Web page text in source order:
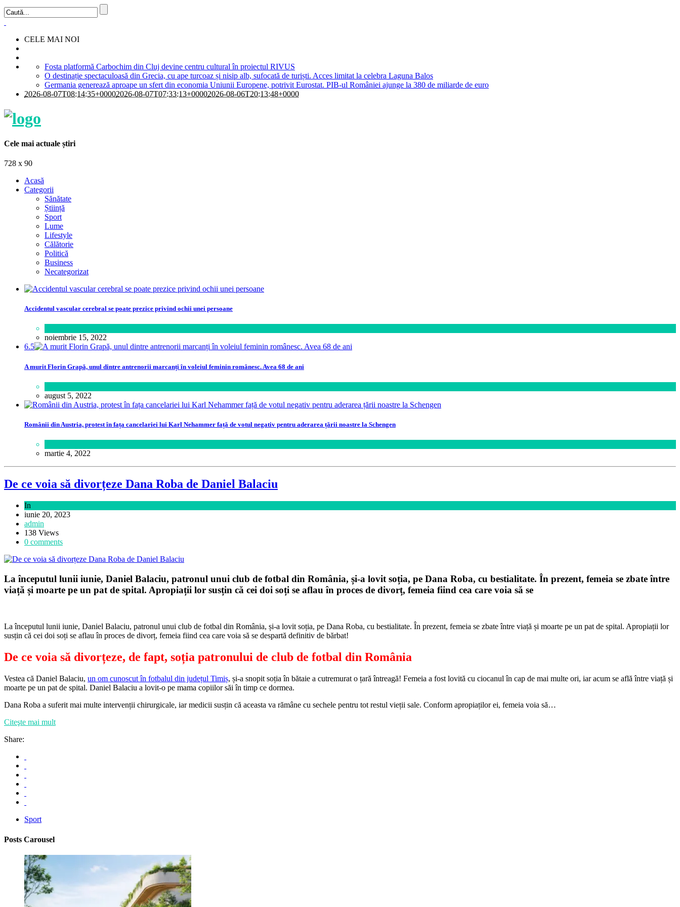
CELE MAI NOI
Fosta platformă Carbochim din Cluj devine centru cultural în proiectul RIVUS
O destinație spectaculoasă din Grecia, cu ape turcoaz și nisip alb, sufocată de turiști. Acces limitat la celebra Laguna Balos
Germania generează aproape un sfert din economia Uniunii Europene, potrivit Eurostat. PIB-ul României ajunge la 380 de miliarde de euro
2026-08-07T08:14:35+00002026-08-07T07:33:13+00002026-08-06T20:13:48+0000
Cele mai actuale știri
728 x 90
Acasă
Categorii
Sănătate
Știință
Sport
Lume
Lifestyle
Călătorie
Politică
Business
Necategorizat
Accidentul vascular cerebral se poate prezice privind ochii unei persoane
noiembrie 15, 2022
6.5
A murit Florin Grapă, unul dintre antrenorii marcanți în voleiul feminin românesc. Avea 68 de ani
august 5, 2022
Românii din Austria, protest în fața cancelariei lui Karl Nehammer față de votul negativ pentru aderarea țării noastre la Schengen
martie 4, 2022
De ce voia să divorțeze Dana Roba de Daniel Balaciu
In
iunie 20, 2023
admin
138 Views
0 comments
La începutul lunii iunie, Daniel Balaciu, patronul unui club de fotbal din România, și-a lovit soția, pe Dana Roba, cu bestialitate. În prezent, femeia se zbate între
viață și moarte pe un pat de spital. Apropiații lor susțin că cei doi soți se aflau în proces de divorț, femeia fiind cea care voia să se
La începutul lunii iunie, Daniel Balaciu, patronul unui club de fotbal din România, și-a lovit soția, pe Dana Roba, cu bestialitate. În prezent, femeia se zbate între viață și moarte pe un pat de spital. Apropiații lor
susțin că cei doi soți se aflau în proces de divorț, femeia fiind cea care voia să se despartă definitiv de bărbat!
De ce voia să divorțeze, de fapt, soția patronului de club de fotbal din România
Vestea că Daniel Balaciu, un om cunoscut în fotbalul din județul Timiș, și-a snopit soția în bătaie a cutremurat o țară întreagă! Femeia a fost lovită cu ciocanul în cap de mai multe ori, iar acum se află între viață și
moarte pe un pat de spital. Daniel Balaciu a lovit-o pe mama copiilor săi în timp ce dormea.
Dana Roba a suferit mai multe intervenții chirurgicale, iar medicii susțin că aceasta va rămâne cu sechele pentru tot restul vieții sale. Conform apropiaților ei, femeia voia să…
Citeşte mai mult
Share:
Sport
Posts Carousel